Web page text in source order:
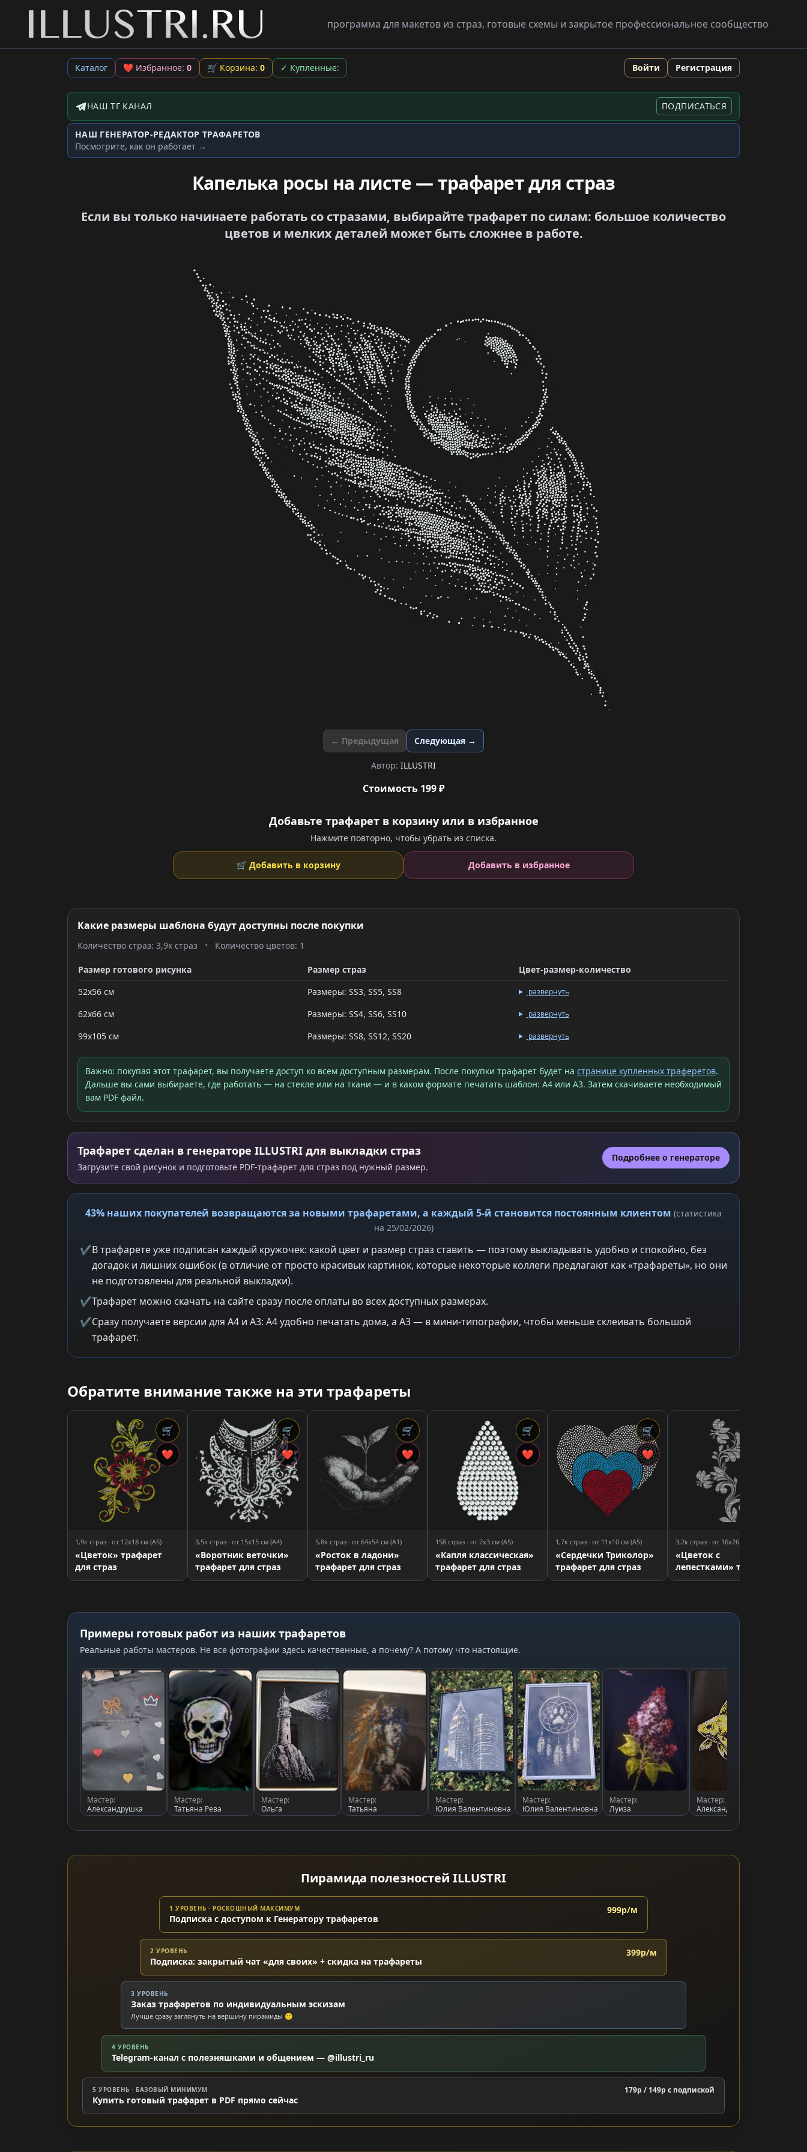
программа для макетов из страз, готовые схемы и закрытое профессиональное сообщество
Каталог ❤ Избранное: 0 🛒 Корзина: 0 ✓ Купленные: Войти Регистрация
Telegram-канал
НАШ ТГ КАНАЛ ПОДПИСАТЬСЯ
Генератор трафаретов
НАШ ГЕНЕРАТОР-РЕДАКТОР ТРАФАРЕТОВ
Посмотрите, как он работает →
Капелька росы на листе — трафарет для страз
Если вы только начинаете работать со стразами, выбирайте трафарет по силам: большое количество
цветов и мелких деталей может быть сложнее в работе.
← Предыдущая Следующая →
Автор: ILLUSTRI
Стоимость 199 ₽
Добавьте трафарет в корзину или в избранное
Нажмите повторно, чтобы убрать из списка.
🛒 Добавить в корзину Добавить в избранное
Какие размеры шаблона будут доступны после покупки
Количество страз: 3,9к страз • Количество цветов: 1
Размер готового рисунка Размер страз
Цвет-размер-количество
52x56 см
Размеры: SS3, SS5, SS8 развернуть
62x66 см Размеры: SS4, SS6, SS10 развернуть
99x105 см Размеры: SS8, SS12, SS20 развернуть
Важно: покупая этот трафарет, вы получаете доступ ко всем доступным размерам. После покупки трафарет будет на странице купленных траферетов.
Дальше вы сами выбираете, где работать — на стекле или на ткани — и в каком формате печатать шаблон: A4 или A3. Затем скачиваете необходимый
вам PDF файл.
Трафарет сделан в генераторе ILLUSTRI для выкладки страз
Загрузите свой рисунок и подготовьте PDF-трафарет для страз под нужный размер.
Подробнее о генераторе
43% наших покупателей возвращаются за новыми трафаретами, а каждый 5-й становится постоянным клиентом (статистика
на 25/02/2026)
✔В трафарете уже подписан каждый кружочек: какой цвет и размер страз ставить — поэтому выкладывать удобно и спокойно, без
догадок и лишних ошибок (в отличие от просто красивых картинок, которые некоторые коллеги предлагают как «трафареты», но они
не подготовлены для реальной выкладки).
✔Трафарет можно скачать на сайте сразу после оплаты во всех доступных размерах.
✔Сразу получаете версии для A4 и A3: A4 удобно печатать дома, а A3 — в мини-типографии, чтобы меньше склеивать большой
трафарет.
Обратите внимание также на эти трафареты
🛒
❤
1,9к страз · от 12x18 см (A5)
«Цветок» трафарет
для страз
🛒
❤
3,5к страз · от 15x15 см (A4)
«Воротник веточки»
трафарет для страз
🛒
❤
5,8к страз · от 64x54 см (A1)
«Росток в ладони»
трафарет для страз
🛒
❤
158 страз · от 2x3 см (A5)
«Капля классическая»
трафарет для страз
🛒
❤
1,7к страз · от 11x10 см (A5)
«Сердечки Триколор»
трафарет для страз
3,2к страз · от 16x26 см (A4)
«Цветок с
лепестками» трафарет
для страз
Примеры готовых работ из наших трафаретов
Реальные работы мастеров. Не все фотографии здесь качественные, а почему? А потому что настоящие.
Мастер:
Александрушка
Мастер:
Татьяна Рева
Мастер:
Ольга
Мастер:
Татьяна
Мастер:
Юлия Валентиновна
Мастер:
Юлия Валентиновна
Мастер:
Луиза
Мастер:
Александрушка
Пирамида полезностей ILLUSTRI
1 УРОВЕНЬ · РОСКОШНЫЙ МАКСИМУМ
Подписка с доступом к Генератору трафаретов
999р/м
2 УРОВЕНЬ
Подписка: закрытый чат «для своих» + скидка на трафареты
399р/м
3 УРОВЕНЬ
Заказ трафаретов по индивидуальным эскизам
Лучше сразу заглянуть на вершину пирамиды 🙂
4 УРОВЕНЬ
Telegram-канал с полезняшками и общением — @illustri_ru
5 УРОВЕНЬ · БАЗОВЫЙ МИНИМУМ
Купить готовый трафарет в PDF прямо сейчас
179р / 149р c подпиской